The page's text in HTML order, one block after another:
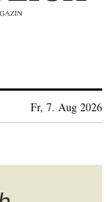
Fr, 7. Aug 2026